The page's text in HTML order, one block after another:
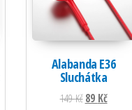
Alabanda E36
Sluchátka
149Kč Původní
89 Kč